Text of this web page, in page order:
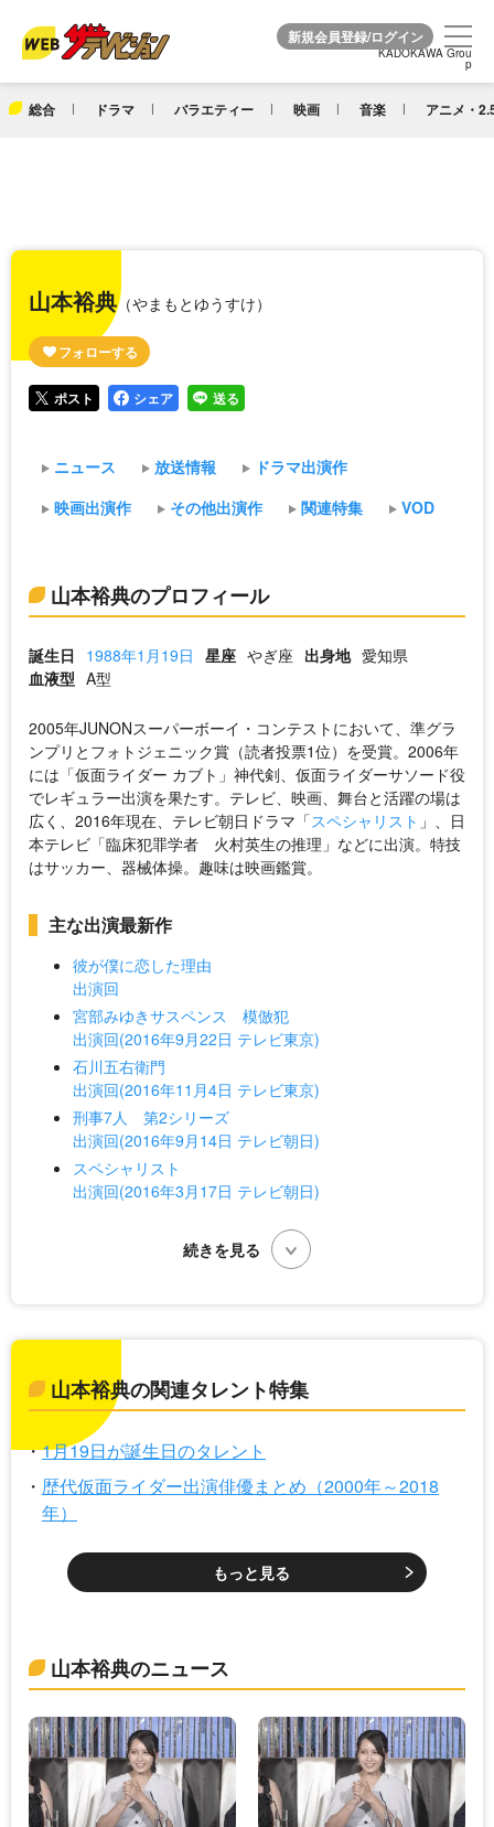
KADOKAWA Grou
p
総合 ドラマ バラエティー 映画 音楽 アニメ・
KADOKAWA Grou
p
山本裕典（やまもとゆうすけ）
ポスト シェア 送る
ニュース 放送情報
ドラマ出演作
映画出演作
その他出演作 関連特集 VOD
山本裕典のプロフィール
誕生日 1988年1月19日 星座 やぎ座 出身地 愛知県
血液型 A型
2005年JUNONスーパーボーイ・コンテストにおいて、準グラ
ンプリとフォトジェニック賞（読者投票1位）を受賞。2006年
には「仮面ライダー カブト」神代剣、仮面ライダーサソード役
でレギュラー出演を果たす。テレビ、映画、舞台と活躍の場は
広く、2016年現在、テレビ朝日ドラマ「スペシャリスト 」、日
本テレビ「臨床犯罪学者 火村英生の推理」などに出演。特技
はサッカー、器械体操。趣味は映画鑑賞。
主な出演最新作
彼が僕に恋した理由
出演回
宮部みゆきサスペンス 模倣犯
出演回(2016年9月22日 テレビ東京)
石川五右衛門
出演回(2016年11月4日 テレビ東京)
刑事7人 第2シリーズ
出演回(2016年9月14日 テレビ朝日)
スペシャリスト
出演回(2016年3月17日 テレビ朝日)
山本裕典の関連タレント特集
1月19日が誕生日のタレント
歴代仮面ライダー出演俳優まとめ（2000年～2018
年）
もっと見る
山本裕典のニュース